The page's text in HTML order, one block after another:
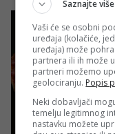
Saznajte više
Vaši će se osobni
uređaja (kolačiće,
uređaja) može
partnera ili ih može
partneri možemo
geolociranju. Popis
Neki dobavljači
temelju legitimnog
nastavku možete